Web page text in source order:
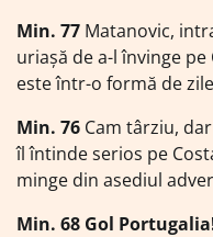
Min. 77 Matanovic,
uriașă de a-l învinge
este într-o formă de
Min. 76 Cam târziu,
îl întinde serios pe
minge din asediul
Min. 68 Gol